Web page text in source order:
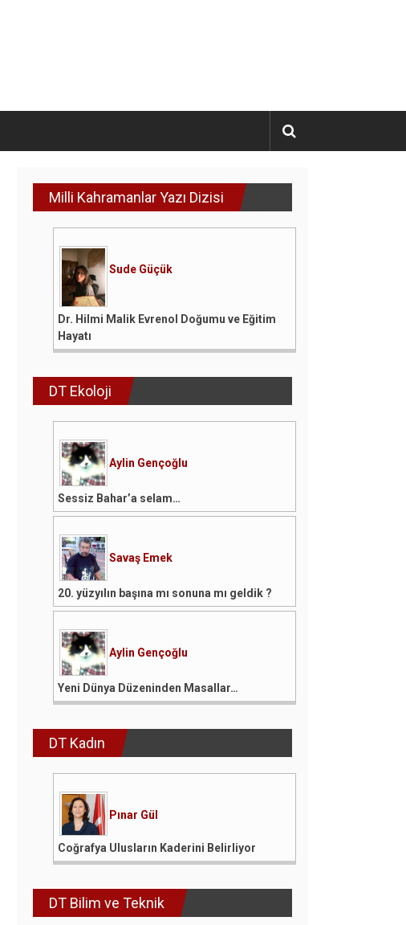
Milli Kahramanlar Yazı Dizisi
Sude Güçük
Dr. Hilmi Malik Evrenol Doğumu ve Eğitim
Hayatı
DT Ekoloji
Aylin Gençoğlu
Sessiz Bahar’a selam…
Savaş Emek
20. yüzyılın başına mı sonuna mı geldik ?
Aylin Gençoğlu
Yeni Dünya Düzeninden Masallar…
DT Kadın
Pınar Gül
Coğrafya Ulusların Kaderini Belirliyor
DT Bilim ve Teknik